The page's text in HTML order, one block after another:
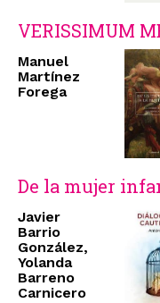
VERISSIMUM
Manuel
Martínez
Forega
De la mujer
Javier
Barrio
González,
Yolanda
Barreno
Carnicero